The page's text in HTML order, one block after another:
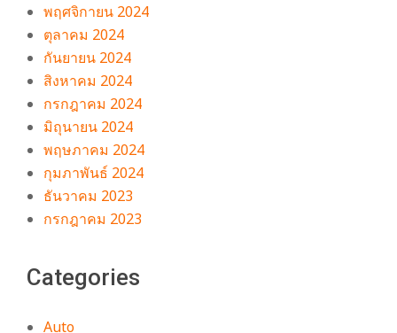
พฤศจิกายน 2024
ตุลาคม 2024
กันยายน 2024
สิงหาคม 2024
กรกฎาคม 2024
มิถุนายน 2024
พฤษภาคม 2024
กุมภาพันธ์ 2024
ธันวาคม 2023
กรกฎาคม 2023
Categories
Auto